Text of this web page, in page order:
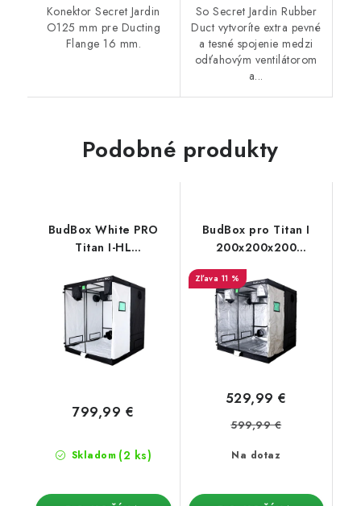
Konektor Secret Jardin
O125 mm pre Ducting
Flange 16 mm.
So Secret Jardin Rubber
Duct vytvoríte extra pevné
a tesné spojenie medzi
odťahovým ventilátorom
a...
Podobné produkty
BudBox White PRO
Titan I-HL
Skladom (2 ks)
799,99 €
BudBox pro Titan I
200x200x200
strieborný - rastové
stan
11 %
Na dotaz
529,99 €
599,99 €